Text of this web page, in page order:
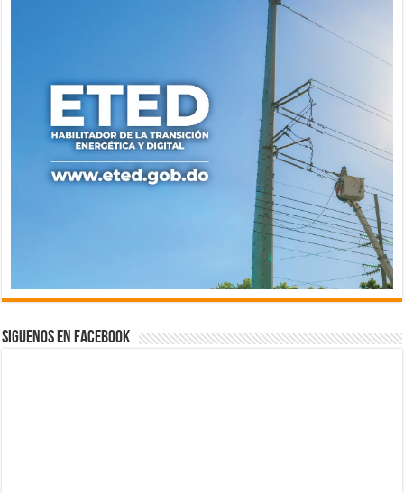
Siguenos en Facebook